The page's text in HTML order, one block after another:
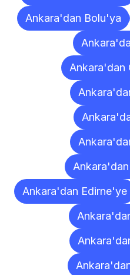
Ankara'dan Bolu'ya
Ankara'dan
Ankara'dan Edirne'ye